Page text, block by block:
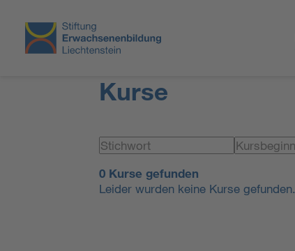
Kurse
0 Kurse gefunden
Leider wurden keine Kurse gefunden.